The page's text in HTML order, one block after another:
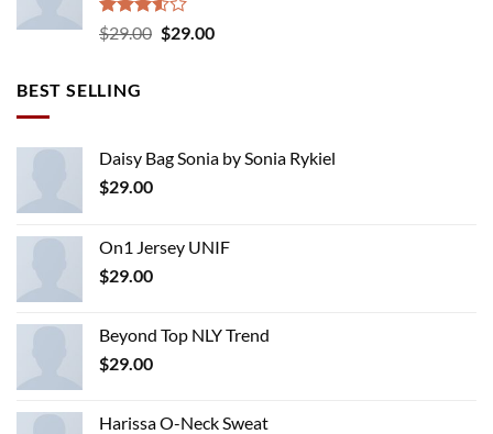
Rated
3.50
$29.00 Original
$29.00Current
BEST SELLING
Daisy Bag Sonia by Sonia Rykiel
$29.00
On1 Jersey UNIF
$29.00
Beyond Top NLY Trend
$29.00
Harissa O-Neck Sweat